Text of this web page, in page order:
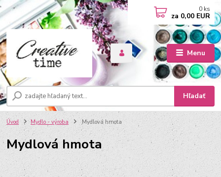
Menu
Hľadať
0 ks
za 0,00 EUR
Úvod Mydlo - výroba Mydlová hmota
Mydlová hmota